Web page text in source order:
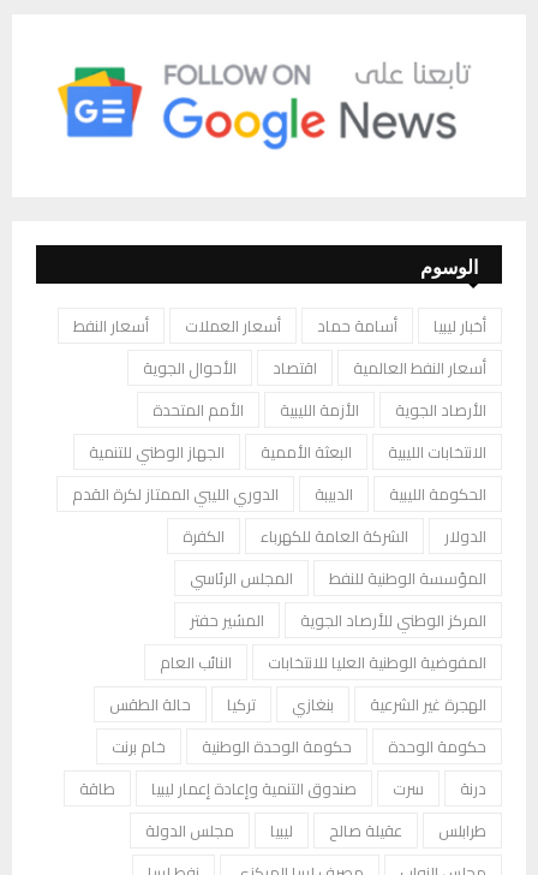
الوسوم
أخبار ليبيا أسامة حماد أسعار العملات
أسعار النفط
أسعار النفط العالمية
اقتصاد
الأحوال الجوية
الأرصاد الجوية
الأزمة الليبية
الأمم المتحدة
الانتخابات الليبية
البعثة الأممية
الجهاز الوطني للتنمية
الحكومة الليبية
الدبيبة
الدوري الليبي الممتاز لكرة القدم
الدولار
الشركة العامة للكهرباء
الكفرة
المؤسسة الوطنية للنفط
المجلس الرئاسي
المركز الوطني للأرصاد الجوية
المشير حفتر
المفوضية الوطنية العليا للانتخابات
النائب العام
الهجرة غير الشرعية
بنغازي تركيا
حالة الطقس
حكومة الوحدة
حكومة الوحدة الوطنية
خام برنت
درنة
سرت صندوق التنمية وإعادة إعمار ليبيا
طاقة
طرابلس
عقيلة صالح ليبيا
مجلس الدولة